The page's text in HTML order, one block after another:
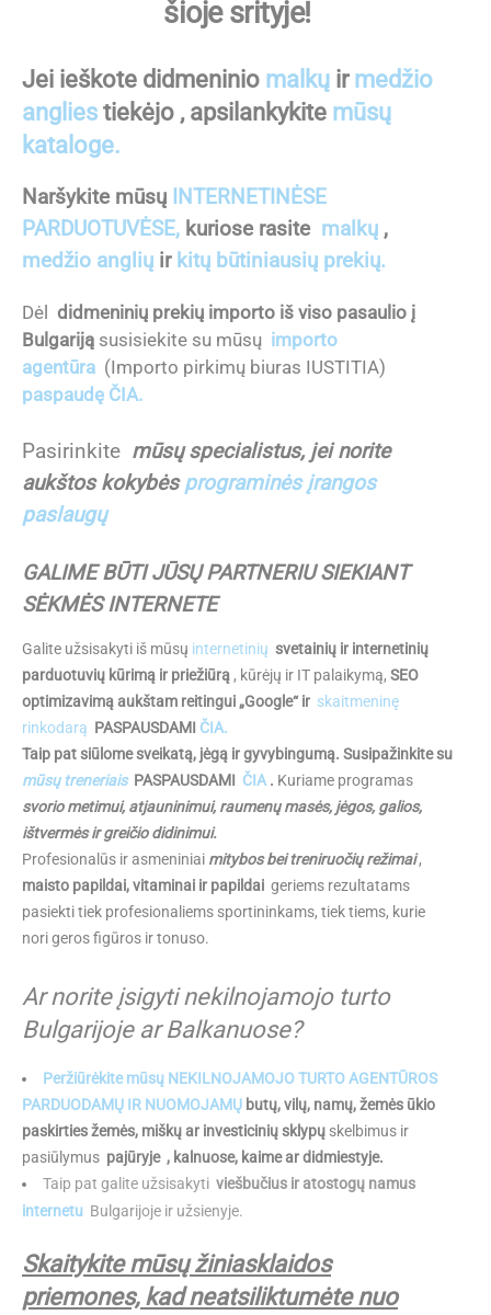
šioje srityje!
Jei ieškote didmeninio malkų ir medžio
anglies tiekėjo , apsilankykite mūsų
kataloge.
Naršykite mūsų
INTERNETINĖSE
PARDUOTUVĖSE, kuriose rasite malkų ,
medžio anglių ir kitų būtiniausių prekių.
Dėl didmeninių prekių importo iš viso pasaulio į
Bulgariją susisiekite su mūsų importo
agentūra (Importo pirkimų biuras IUSTITIA)
paspaudę ČIA.
Pasirinkite mūsų specialistus, jei norite
aukštos kokybėsprograminės įrangos
paslaugų
GALIME BŪTI JŪSŲ PARTNERIU SIEKIANT
SĖKMĖS INTERNETE
Galite užsisakyti iš mūsų internetinių svetainių ir internetinių
parduotuvių kūrimą ir priežiūrą , kūrėjų ir IT palaikymą, SEO
optimizavimą aukštam reitingui „Google“ ir skaitmeninę
rinkodarą PASPAUSDAMI ČIA.
Taip pat siūlome sveikatą, jėgą ir gyvybingumą. Susipažinkite su
mūsų treneriaisPASPAUSDAMI ČIA . Kuriame programas
svorio metimui, atjauninimui, raumenų masės, jėgos, galios,
ištvermės ir greičio didinimui.
Profesionalūs ir asmeniniai mitybos bei treniruočių režimai,
maisto papildai, vitaminai ir papildai geriems rezultatams
pasiekti tiek profesionaliems sportininkams, tiek tiems, kurie
nori geros figūros ir tonuso.
Ar norite įsigyti nekilnojamojo turto
Bulgarijoje ar Balkanuose?
Peržiūrėkite mūsų NEKILNOJAMOJO TURTO AGENTŪROS
PARDUODAMŲ IR NUOMOJAMŲ butų, vilų, namų, žemės ūkio
paskirties žemės, miškų ar investicinių sklypų skelbimus ir
pasiūlymus pajūryje , kalnuose, kaime ar didmiestyje.
Taip pat galite užsisakyti viešbučius ir atostogų namus
internetu Bulgarijoje ir užsienyje.
Skaitykite mūsų žiniasklaidos
priemones, kad neatsiliktumėte nuo